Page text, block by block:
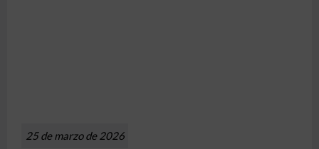
25 de marzo de 2026